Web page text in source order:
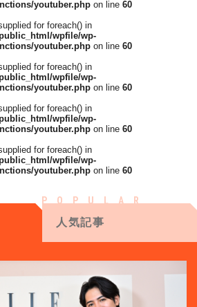
youtuber.php on line 60
for foreach() in
wpfile/wp-
youtuber.php on line 60
for foreach() in
wpfile/wp-
youtuber.php on line 60
for foreach() in
wpfile/wp-
youtuber.php on line 60
for foreach() in
wpfile/wp-
youtuber.php on line 60
人気記事